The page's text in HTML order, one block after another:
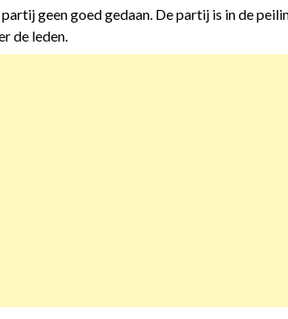
geen goed gedaan. De partij is in de
de leden.